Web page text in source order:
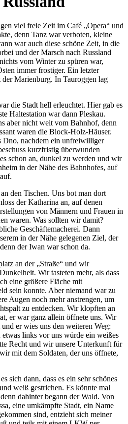
viel freie Zeit im Café Opera
und
denn Tanz war verboten, kleine
war auch diese schöne Zeit, in die
und der Marsch nach Russland
vom Winter zu spüren war,
immer frostiger. Ein letzter
Marienburg. In Tauroggen lag
die Stadt hell erleuchtet. Hier gab es
Haltestation war dann Pleskau.
aber nicht weit vom Bahnhof, denn
waren die Block-Holz-Häuser.
Dno, nachdem ein unfreiwilliger
kurzfristig überwunden
schon an, dunkel zu werden und wir
in der Nähe des Bahnhofes, auf
den Tischen. Uns bot man dort
der Katharina an, auf denen
von Männern und Frauen in
waren. Was sollten wir damit?
Geschäftemacherei. Dann
in der Nähe gelegenen Ziel, der
der Iwan war schon da.
an der
Straße
und wir
Wir tasteten mehr, als dass
eine größere Fläche mit
sein konnte. Aber niemand war zu
Augen noch mehr anstrengen, um
zu entdecken. Wir klopften an
er war ganz allein öffnete uns. Wir
er wies uns den weiteren Weg:
links vor uns würde ein weißes
Recht und wir unsere Unterkunft für
mit dem Soldaten, der uns öffnete,
sich dann, dass es ein sehr schönes
weiß gestrichen. Es könnte mal
dahinter begann der Wald. Von
eine umkämpfte Stadt, ein Name
sind, entzieht sich meiner